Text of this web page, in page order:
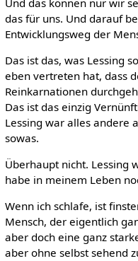
das für uns. Und darauf
Entwicklungsweg der
Das ist das, was Lessing
eben vertreten hat, dass
Reinkarnationen
Das ist das einzig
Lessing war alles andere
sowas.
Überhaupt nicht. Lessing
habe in meinem Leben
Wenn ich schlafe, ist
Mensch, der eigentlich
aber doch eine ganz
aber ohne selbst sehend